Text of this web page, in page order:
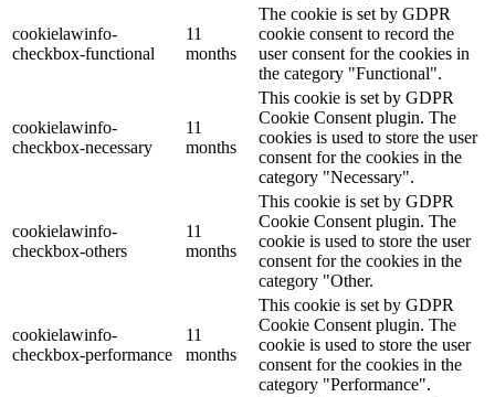
cookielawinfo-
checkbox-functional
11
months
The cookie is set by GDPR
cookie consent to record the
user consent for the cookies in
the category "Functional".
cookielawinfo-
checkbox-necessary
11
months
This cookie is set by GDPR
Cookie Consent plugin. The
cookies is used to store the user
consent for the cookies in the
category "Necessary".
cookielawinfo-
checkbox-others
11
months
This cookie is set by GDPR
Cookie Consent plugin. The
cookie is used to store the user
consent for the cookies in the
category "Other.
cookielawinfo-
checkbox-performance
11
months
This cookie is set by GDPR
Cookie Consent plugin. The
cookie is used to store the user
consent for the cookies in the
category "Performance".